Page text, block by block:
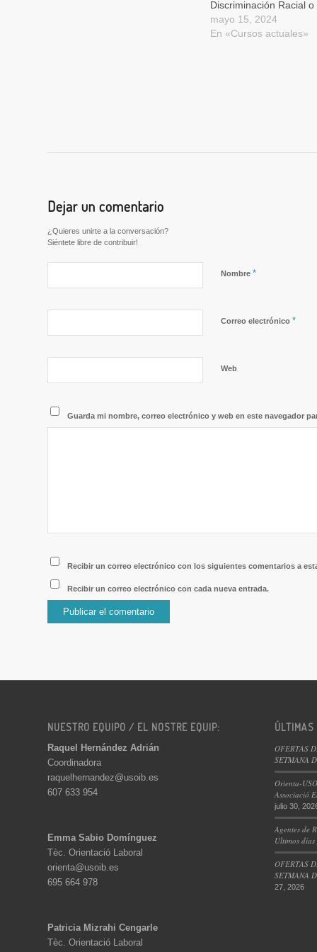
Discriminación Racial o
mayo 15, 2024
En «Cursos actuales»
Dejar un comentario
¿Quieres unirte a la conversación?
Siéntete libre de contribuir!
Nombre *
Correo electrónico *
Web
Guarda mi nombre, correo electrónico y web en este navegador
Recibir un correo electrónico con los siguientes comentarios a
Recibir un correo electrónico con cada nueva entrada.
NUESTRO EQUIPO / EL NOSTRE EQUIP:
Raquel Hernández Adrián
Coordinadora
raquelhernandez@usoib.es
607 633 954
Emma Sabio Domínguez
Tèc. Orientació Laboral
orienta@usoib.es
695 664 978
Patricia Mizrahi Cengarle
Tèc. Orientació Laboral
ÚLTIMAS
OFERTAS
SETMANA
Orienta-
Associació
julio 30,
Agentes de
Últimos
OFERTAS
SETMANA
27, 2026